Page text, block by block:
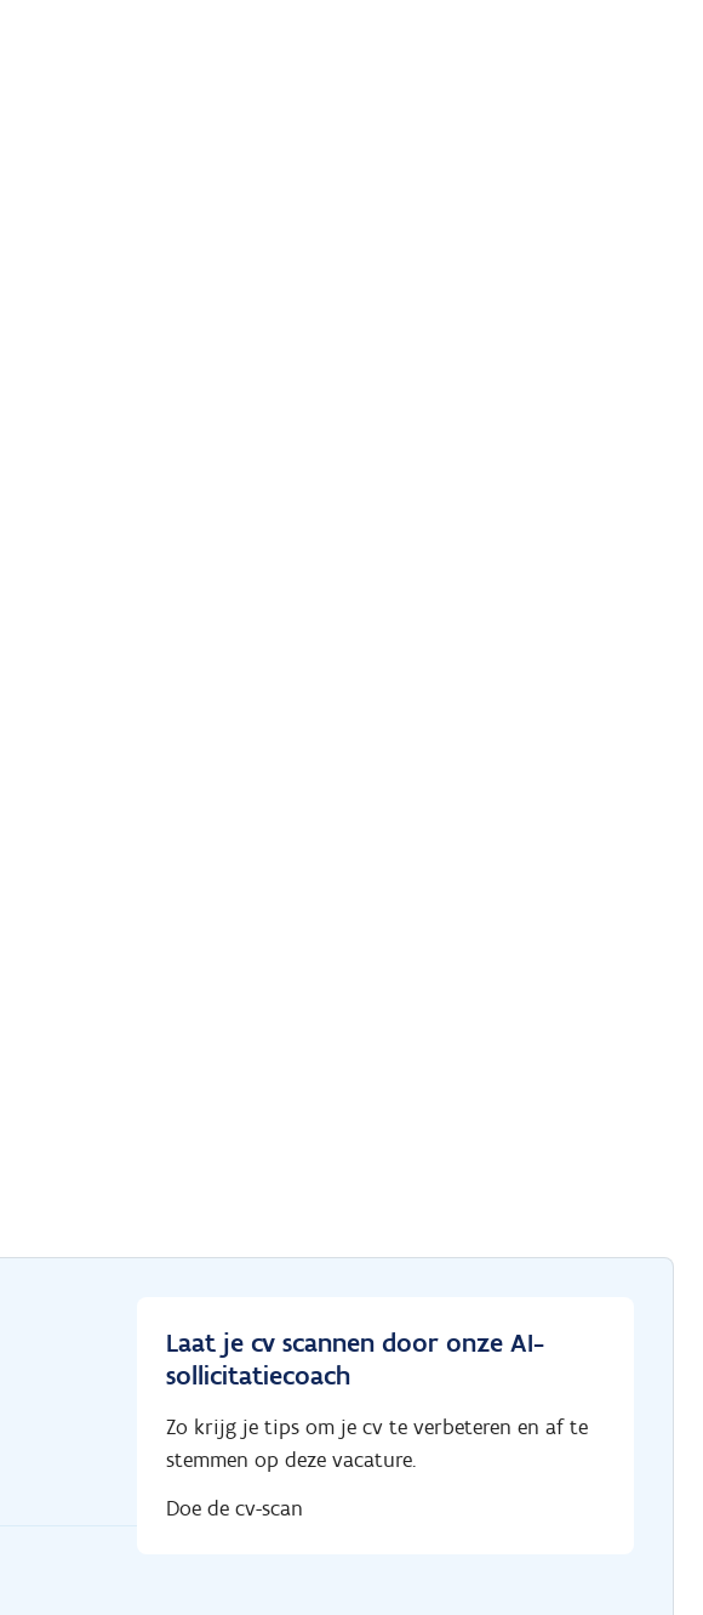
Laat je cv scannen door onze AI-
sollicitatiecoach
Zo krijg je tips om je cv te verbeteren en af te
stemmen op deze vacature.
Doe de cv-scan